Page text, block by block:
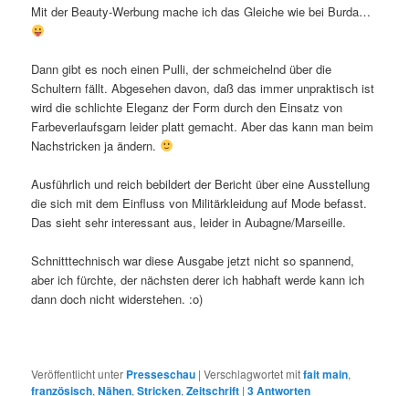
Mit der Beauty-Werbung mache ich das Gleiche wie bei Burda…
Dann gibt es noch einen Pulli, der schmeichelnd über die
Schultern fällt. Abgesehen davon, daß das immer unpraktisch ist
wird die schlichte Eleganz der Form durch den Einsatz von
Farbeverlaufsgarn leider platt gemacht. Aber das kann man beim
Nachstricken ja ändern.
Ausführlich und reich bebildert der Bericht über eine Ausstellung
die sich mit dem Einfluss von Militärkleidung auf Mode befasst.
Das sieht sehr interessant aus, leider in Aubagne/Marseille.
Schnitttechnisch war diese Ausgabe jetzt nicht so spannend,
aber ich fürchte, der nächsten derer ich habhaft werde kann ich
dann doch nicht widerstehen. :o)
Veröffentlicht unter Presseschau |Verschlagwortet mitfait main,
französisch,Nähen,Stricken,Zeitschrift |3Antworten